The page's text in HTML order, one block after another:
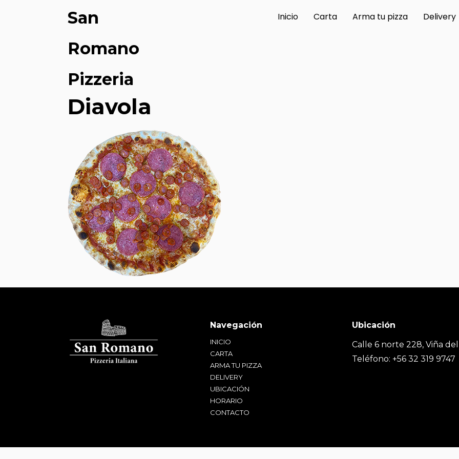
San
Romano
Pizzeria
Inicio Carta Arma tu pizza Delivery
Diavola
INICIO
CARTA
ARMA TU PIZZA
DELIVERY
UBICACIÓN
HORARIO
CONTACTO
Calle 6 norte 228, Viña
Teléfono: +56 32 319 9747